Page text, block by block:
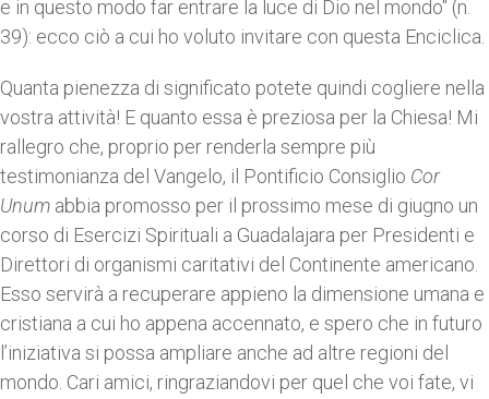
e in questo modo far entrare la luce di Dio nel mondo" (n.
39): ecco ciò a cui ho voluto invitare con questa Enciclica.
Quanta pienezza di significato potete quindi cogliere nella
vostra attività! E quanto essa è preziosa per la Chiesa! Mi
rallegro che, proprio per renderla sempre più
testimonianza del Vangelo, il Pontificio Consiglio Cor
Unum abbia promosso per il prossimo mese di giugno un
corso di Esercizi Spirituali a Guadalajara per Presidenti e
Direttori di organismi caritativi del Continente americano.
Esso servirà a recuperare appieno la dimensione umana e
cristiana a cui ho appena accennato, e spero che in futuro
l’iniziativa si possa ampliare anche ad altre regioni del
mondo. Cari amici, ringraziandovi per quel che voi fate, vi